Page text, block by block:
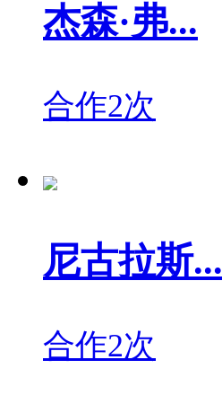
杰森·弗...
合作2次
尼古拉斯...
合作2次